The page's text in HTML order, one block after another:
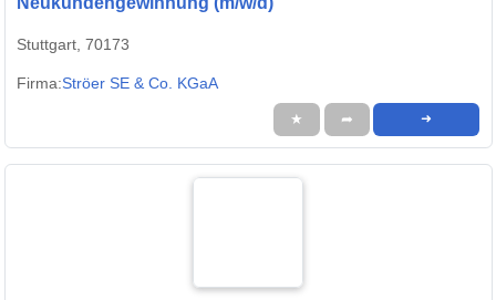
Stuttgart, 70173
Firma:Ströer SE & Co. KGaA
★ ➦ ➜